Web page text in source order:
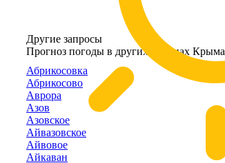
Другие запросы
Прогноз погоды в других районах Крыма
Абрикосовка
Абрикосово
Аврора
Азов
Азовское
Айвазовское
Айвовое
Айкаван